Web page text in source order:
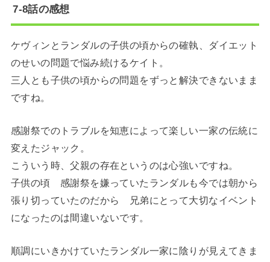
7-8話の感想
ケヴィンとランダルの子供の頃からの確執、ダイエット
のせいの問題で悩み続けるケイト。
三人とも子供の頃からの問題をずっと解決できないまま
ですね。
感謝祭でのトラブルを知恵によって楽しい一家の伝統に
変えたジャック。
こういう時、父親の存在というのは心強いですね。
子供の頃 感謝祭を嫌っていたランダルも今では朝から
張り切っていたのだから 兄弟にとって大切なイベント
になったのは間違いないです。
順調にいきかけていたランダル一家に陰りが見えてきま